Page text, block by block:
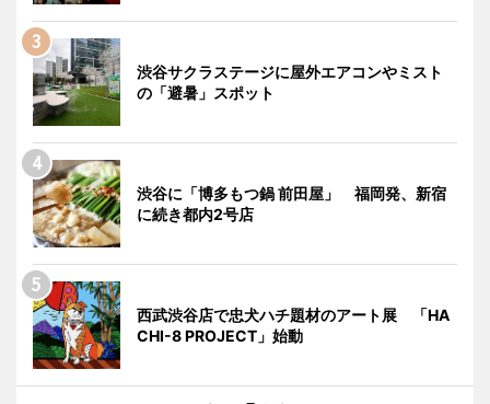
渋谷サクラステージに屋外エアコンやミスト
の「避暑」スポット
渋谷に「博多もつ鍋 前田屋」 福岡発、新宿
に続き都内2号店
西武渋谷店で忠犬ハチ題材のアート展 「HA
CHI-8 PROJECT」始動